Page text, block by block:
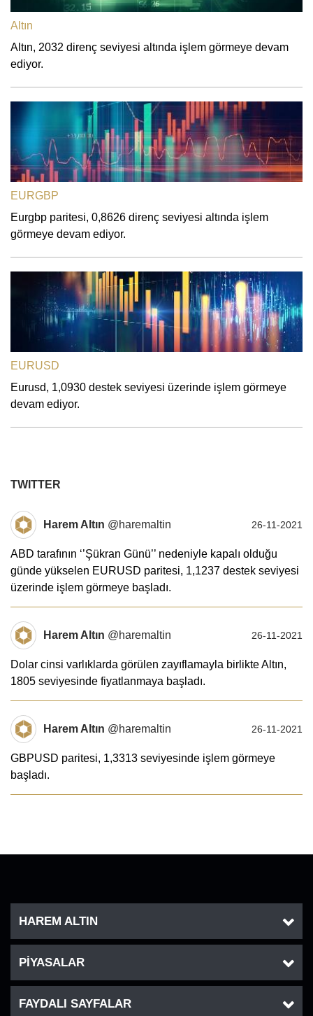
Altın
Altın, 2032 direnç seviyesi altında işlem görmeye devam
ediyor.
EURGBP
Eurgbp paritesi, 0,8626 direnç seviyesi altında işlem
görmeye devam ediyor.
EURUSD
Eurusd, 1,0930 destek seviyesi üzerinde işlem görmeye
devam ediyor.
TWITTER
Harem Altın @haremaltin 26-11-2021
ABD tarafının ‘’Şükran Günü’’ nedeniyle kapalı olduğu
günde yükselen EURUSD paritesi, 1,1237 destek seviyesi
üzerinde işlem görmeye başladı.
Harem Altın @haremaltin 26-11-2021
Dolar cinsi varlıklarda görülen zayıflamayla birlikte Altın,
1805 seviyesinde fiyatlanmaya başladı.
Harem Altın @haremaltin 26-11-2021
GBPUSD paritesi, 1,3313 seviyesinde işlem görmeye
başladı.
HAREM ALTIN
PİYASALAR
FAYDALI SAYFALAR